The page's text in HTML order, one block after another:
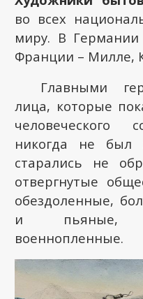
во всех
миру. В
Франции – Милле,
Главными
лица, которые
человеческого
никогда не был
старались не
отвергнутые
обездоленные,
и пьяные,
военнопленные.